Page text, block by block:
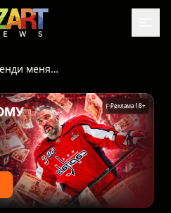
Отаменди меняет Лиссабон на Буэнос-Айрес: защитник подписал контракт с «Ривер Плейт»
Реклама 18+